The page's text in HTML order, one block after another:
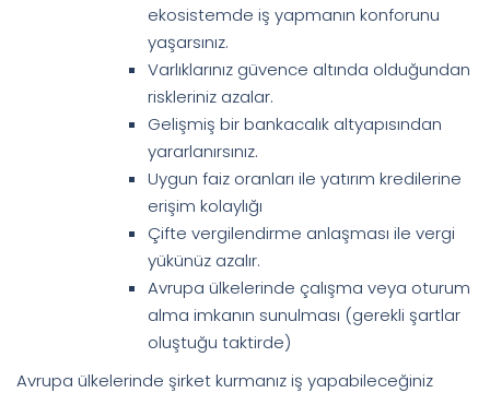
ekosistemde iş yapmanın konforunu
yaşarsınız.
Varlıklarınız güvence altında olduğundan
riskleriniz azalar.
Gelişmiş bir bankacalık altyapısından
yararlanırsınız.
Uygun faiz oranları ile yatırım kredilerine
erişim kolaylığı
Çifte vergilendirme anlaşması ile vergi
yükünüz azalır.
Avrupa ülkelerinde çalışma veya oturum
alma imkanın sunulması (gerekli şartlar
oluştuğu taktirde)
Avrupa ülkelerinde şirket kurmanız iş yapabileceğiniz